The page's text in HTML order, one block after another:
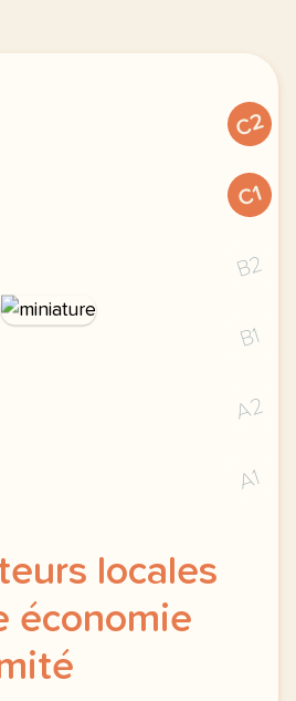
C2
C1
B2
B1
A2
A1
locales
économie